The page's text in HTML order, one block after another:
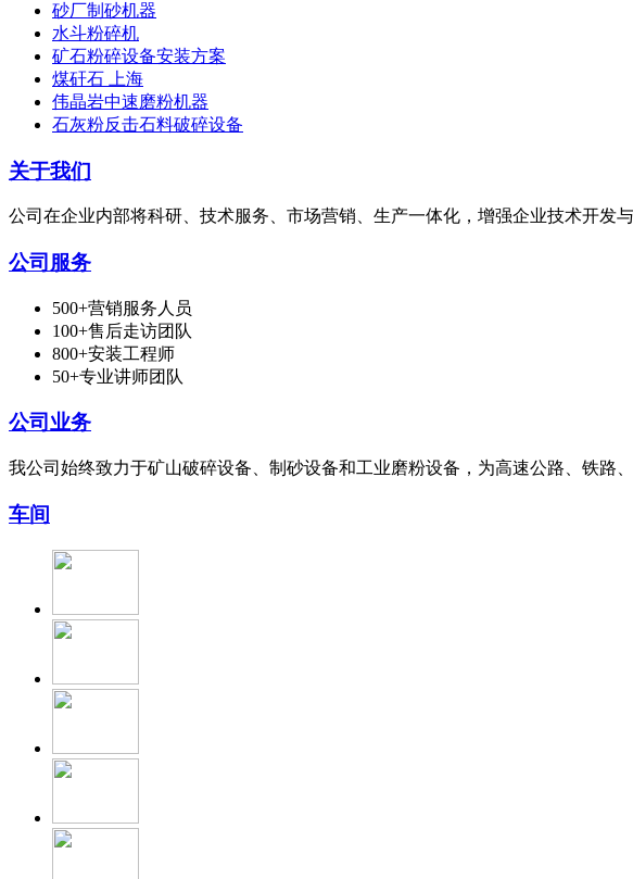
砂厂制砂机器
水斗粉碎机
矿石粉碎设备安装方案
煤矸石 上海
伟晶岩中速磨粉机器
石灰粉反击石料破碎设备
关于我们
公司在企业内部将科研、技术服务、市场营销、生产一体化，增强企业技术开发
公司服务
500+营销服务人员
100+售后走访团队
800+安装工程师
50+专业讲师团队
公司业务
我公司始终致力于矿山破碎设备、制砂设备和工业磨粉设备，为高速公路、铁路
车间